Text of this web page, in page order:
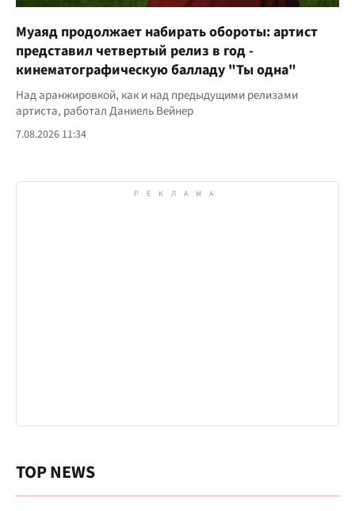
Муаяд продолжает набирать обороты: артист
представил четвертый релиз в год -
кинематографическую балладу "Ты одна"
Над аранжировкой, как и над предыдущими релизами
артиста, работал Даниель Вейнер
7.08.2026 11:34
TOP NEWS